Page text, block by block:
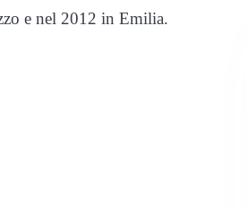
e nel 2012 in Emilia.